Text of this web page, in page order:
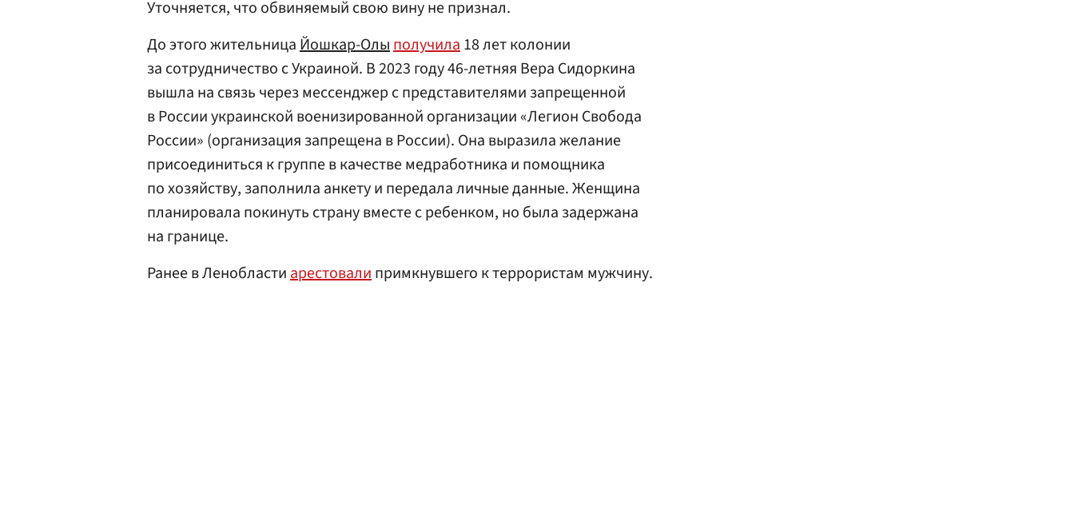
Уточняется, что обвиняемый свою вину не признал.
До этого жительницаЙошкар-Олыполучила18 лет колонии
за сотрудничество с Украиной. В 2023 году 46-летняя Вера Сидоркина
вышла на связь через мессенджер с представителями запрещенной
в России украинской военизированной организации «Легион Свобода
России» (организация запрещена в России). Она выразила желание
присоединиться к группе в качестве медработника и помощника
по хозяйству, заполнила анкету и передала личные данные. Женщина
планировала покинуть страну вместе с ребенком, но была задержана
на границе.
Ранее в Ленобластиарестовалипримкнувшего к террористам мужчину.